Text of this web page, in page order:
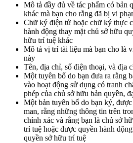
Mô tả đầy đủ về tác phẩm có bản
khác mà bạn cho rằng đã bị vi
Chữ ký điện tử hoặc chữ ký thực
hành động thay mặt chủ sở hữu
hữu trí tuệ khác
Mô tả vị trí tài liệu mà bạn cho là
này
Tên, địa chỉ, số điện thoại, và địa
Một tuyên bố do bạn đưa ra rằng
vào hoạt động sử dụng có tranh
phép của chủ sở hữu bản quyền,
Một bản tuyên bố do bạn ký,
man, rằng những thông tin trên
chính xác và rằng bạn là chủ sở
trí tuệ hoặc được quyền hành
quyền sở hữu trí tuệ